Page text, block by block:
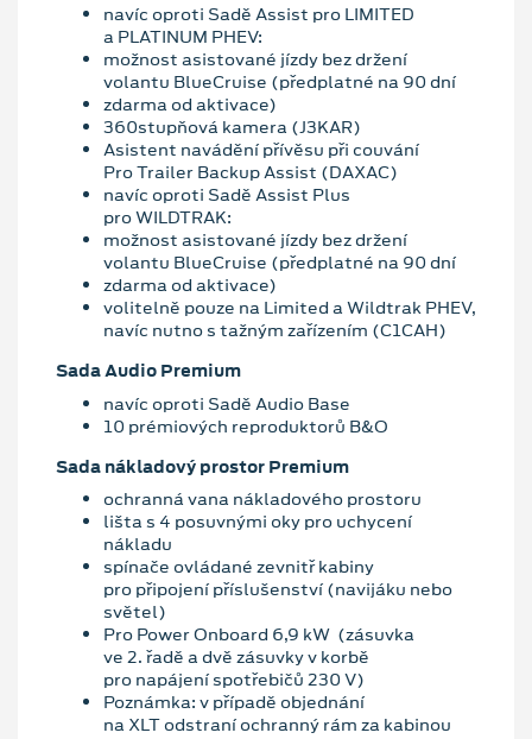
navíc oproti Sadě Assist pro LIMITED
a PLATINUM PHEV:
možnost asistované jízdy bez držení
volantu BlueCruise (předplatné na 90 dní
zdarma od aktivace)
360stupňová kamera (J3KAR)
Asistent navádění přívěsu při couvání
Pro Trailer Backup Assist (DAXAC)
navíc oproti Sadě Assist Plus
pro WILDTRAK:
možnost asistované jízdy bez držení
volantu BlueCruise (předplatné na 90 dní
zdarma od aktivace)
volitelně pouze na Limited a Wildtrak PHEV,
navíc nutno s tažným zařízením (C1CAH)
Sada Audio Premium
navíc oproti Sadě Audio Base
10 prémiových reproduktorů B&O
Sada nákladový prostor Premium
ochranná vana nákladového prostoru
lišta s 4 posuvnými oky pro uchycení
nákladu
spínače ovládané zevnitř kabiny
pro připojení příslušenství (navijáku nebo
světel)
Pro Power Onboard 6,9 kW (zásuvka
ve 2. řadě a dvě zásuvky v korbě
pro napájení spotřebičů 230 V)
Poznámka: v případě objednání
na XLT odstraní ochranný rám za kabinou